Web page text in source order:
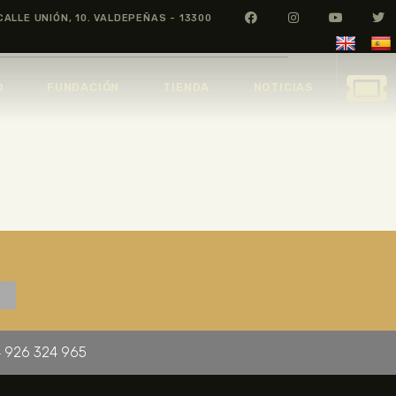
UNIÓN, 10. VALDEPEÑAS - 13300
926 324 965